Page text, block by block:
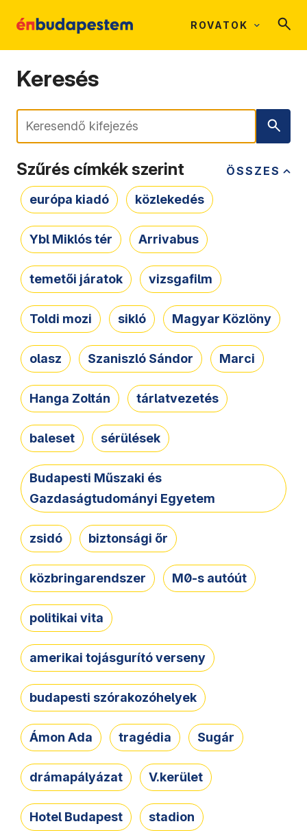
ROVATOK
Keresés
Keresés
ÖSSZES
Szűrés címkék szerint
európa kiadó közlekedés
Ybl Miklós tér Arrivabus
temetői járatok vizsgafilm
Toldi mozi sikló Magyar Közlöny
olasz Szaniszló Sándor Marci
Hanga Zoltán tárlatvezetés
baleset sérülések
Budapesti Műszaki és
Gazdaságtudományi Egyetem
zsidó biztonsági őr
közbringarendszer M0-s autóút
politikai vita
amerikai tojásgurító verseny
budapesti szórakozóhelyek
Ámon Ada tragédia Sugár
drámapályázat V.kerület
Hotel Budapest stadion